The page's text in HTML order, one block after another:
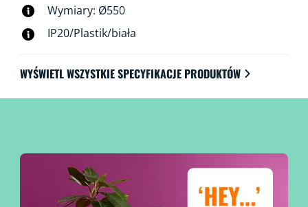
Wymiary: Ø550
IP20/Plastik/biała
WYŚWIETL WSZYSTKIE SPECYFIKACJE PRODUKTÓW